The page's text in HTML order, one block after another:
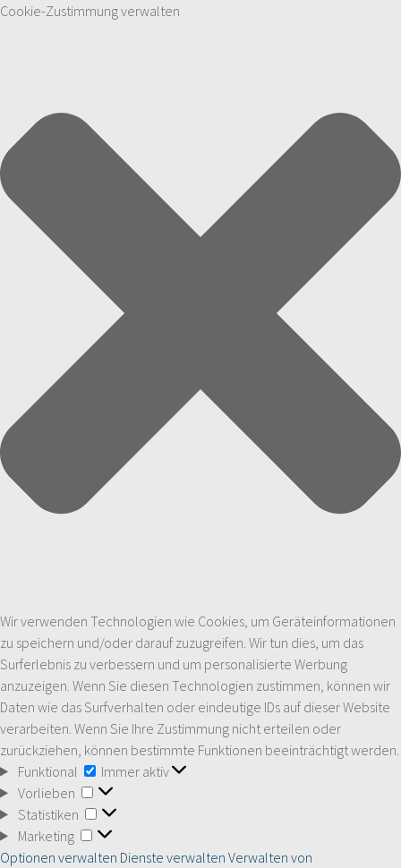
Cookie-Zustimmung verwalten
Wir verwenden Technologien wie Cookies, um Geräteinformationen
zu speichern und/oder darauf zuzugreifen. Wir tun dies, um das
Surferlebnis zu verbessern und um personalisierte Werbung
anzuzeigen. Wenn Sie diesen Technologien zustimmen, können wir
Daten wie das Surfverhalten oder eindeutige IDs auf dieser Website
verarbeiten. Wenn Sie Ihre Zustimmung nicht erteilen oder
zurückziehen, können bestimmte Funktionen beeinträchtigt werden.
Funktional
Funktional
Immer aktiv
Vorlieben
Vorlieben
Statistiken
Statistiken
Marketing
Marketing
Optionen verwalten Dienste verwalten Verwalten von